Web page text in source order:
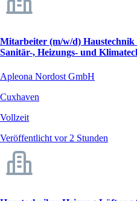
Mitarbeiter (m/w/d)
Sanitär-, Heizungs- und
Apleona Nordost GmbH
Cuxhaven
Vollzeit
Veröffentlicht vor 2 Stunden